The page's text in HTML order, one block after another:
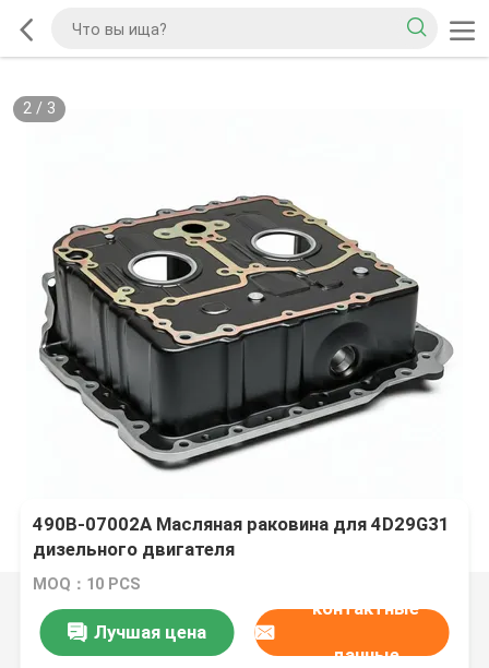
2/ 3
490B-07002A Масляная раковина для 4D29G31
дизельного двигателя
MOQ：10 PCS
Лучшая цена
контактные
данные